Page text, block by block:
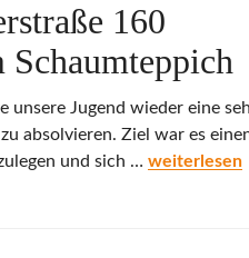
160
unsere Jugend wieder eine
absolvieren. Ziel war es
und sich … weiterlesen